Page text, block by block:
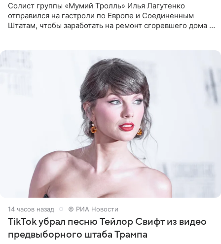
Солист группы «Мумий Тролль» Илья Лагутенко
отправился на гастроли по Европе и Соединенным
Штатам, чтобы заработать на ремонт сгоревшего дома в
14 часов назад © РИА Новости
TikTok убрал песню Тейлор Свифт из видео
предвыборного штаба Трампа